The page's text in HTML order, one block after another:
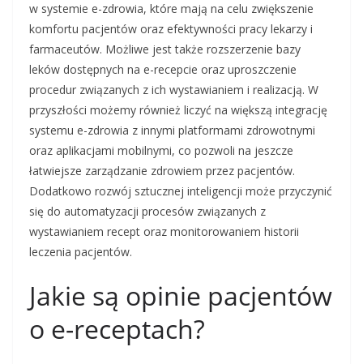
w systemie e-zdrowia, które mają na celu zwiększenie
komfortu pacjentów oraz efektywności pracy lekarzy i
farmaceutów. Możliwe jest także rozszerzenie bazy
leków dostępnych na e-recepcie oraz uproszczenie
procedur związanych z ich wystawianiem i realizacją. W
przyszłości możemy również liczyć na większą integrację
systemu e-zdrowia z innymi platformami zdrowotnymi
oraz aplikacjami mobilnymi, co pozwoli na jeszcze
łatwiejsze zarządzanie zdrowiem przez pacjentów.
Dodatkowo rozwój sztucznej inteligencji może przyczynić
się do automatyzacji procesów związanych z
wystawianiem recept oraz monitorowaniem historii
leczenia pacjentów.
Jakie są opinie pacjentów
o e-receptach?